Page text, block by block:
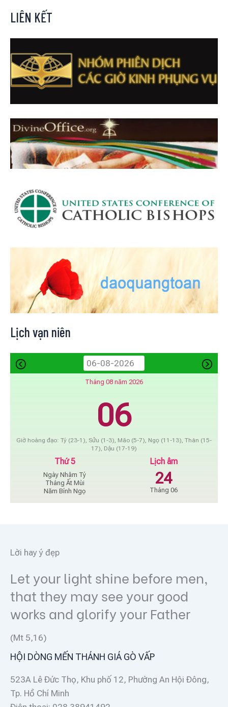
LIÊN KẾT
Lịch vạn niên
Tháng 08 năm 2026
06
Giờ hoàng đạo: Tý (23-1), Sửu (1-3), Mão (5-7), Ngọ (11-13), Thân (15-
17), Dậu (17-19)
Thứ 5
Ngày Nhâm Tý
Tháng Ất Mùi
Năm Bính Ngọ
Lịch âm
24
Tháng 06
Lời hay ý đẹp
Let your light shine before men,
that they may see your good
works and glorify your Father
(Mt 5,16)
HỘI DÒNG MẾN THÁNH GIÁ GÒ VẤP
523A Lê Đức Thọ, Khu phố 12, Phường An Hội Đông,
Tp. Hồ Chí Minh